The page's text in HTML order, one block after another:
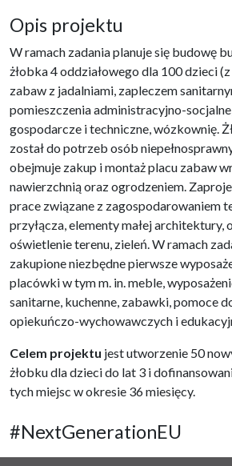
Opis projektu
W ramach zadania planuje się budowę
żłobka 4 oddziałowego dla 100 dzieci
zabaw z jadalniami, zapleczem
pomieszczenia administracyjno-
gospodarcze i techniczne, wózkownię.
został do potrzeb osób
obejmuje zakup i montaż placu zabaw
nawierzchnią oraz ogrodzeniem.
prace związane z zagospodarowaniem
przyłącza, elementy małej architektury,
oświetlenie terenu, zieleń. W ramach
zakupione niezbędne pierwsze
placówki w tym m. in. meble,
sanitarne, kuchenne, zabawki, pomoce
opiekuńczo-wychowawczych i
Celem projektu jest utworzenie 50
żłobku dla dzieci do lat 3 i
tych miejsc w okresie 36 miesięcy.
#NextGenerationEU